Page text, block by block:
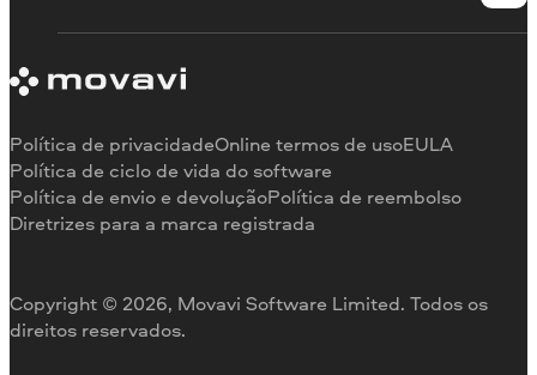
Limitações da versão de teste
Reembolso
Testemunhos
Por que nos escolher
Para o trabalho
Copyright © 2026, Movavi Software Limited. Todos os
direitos reservados.
Política de privacidadeOnline termos de usoEULA
Política de ciclo de vida do software
Política de envio e devoluçãoPolítica de reembolso
Diretrizes para a marca registrada